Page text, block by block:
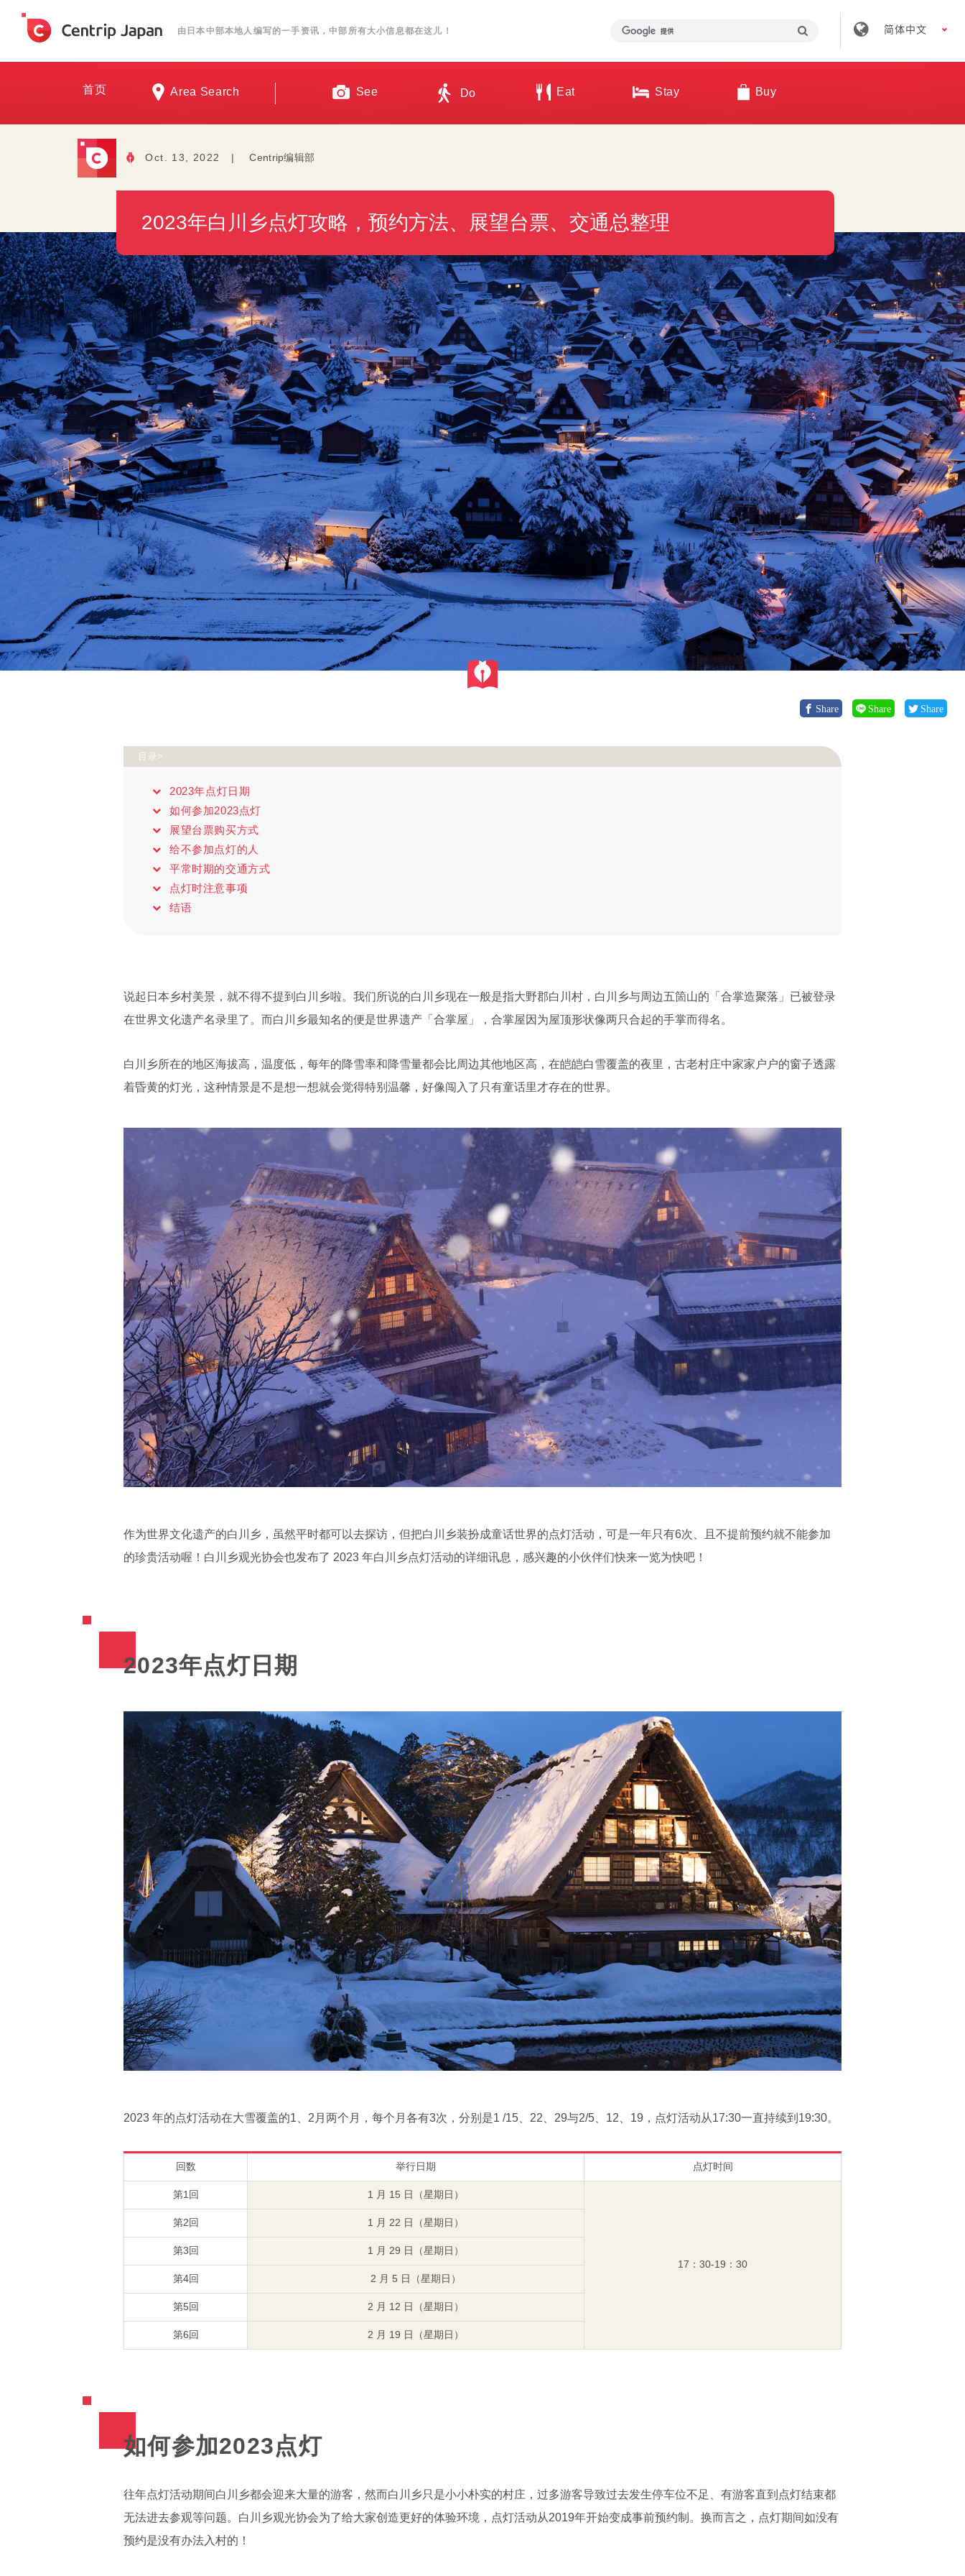
由日本中部本地人编写的一手资讯，中部所有大小信息都在这儿！ 简体中文
首页 Area Search See Do Eat Stay Buy
Oct. 13, 2022 | Centrip编辑部
2023年白川乡点灯攻略，预约方法、展望台票、交通总整理
Share Share Share
目录>
2023年点灯日期
如何参加2023点灯
展望台票购买方式
给不参加点灯的人
平常时期的交通方式
点灯时注意事项
结语
说起日本乡村美景，就不得不提到白川乡啦。我们所说的白川乡现在一般是指大野郡白川村，白川乡与周边五箇山的「合掌造聚落」已被登录
在世界文化遗产名录里了。而白川乡最知名的便是世界遗产「合掌屋」，合掌屋因为屋顶形状像两只合起的手掌而得名。
白川乡所在的地区海拔高，温度低，每年的降雪率和降雪量都会比周边其他地区高，在皑皑白雪覆盖的夜里，古老村庄中家家户户的窗子透露
着昏黄的灯光，这种情景是不是想一想就会觉得特别温馨，好像闯入了只有童话里才存在的世界。
作为世界文化遗产的白川乡，虽然平时都可以去探访，但把白川乡装扮成童话世界的点灯活动，可是一年只有6次、且不提前预约就不能参加
的珍贵活动喔！白川乡观光协会也发布了 2023 年白川乡点灯活动的详细讯息，感兴趣的小伙伴们快来一览为快吧！
2023年点灯日期
2023 年的点灯活动在大雪覆盖的1、2月两个月，每个月各有3次，分别是1 /15、22、29与2/5、12、19，点灯活动从17:30一直持续到19:30。
回数 举行日期 点灯时间
第1回 1 月 15 日（星期日）
17：30-19：30
第2回 1 月 22 日（星期日）
第3回 1 月 29 日（星期日）
第4回 2 月 5 日（星期日）
第5回 2 月 12 日（星期日）
第6回 2 月 19 日（星期日）
如何参加2023点灯
往年点灯活动期间白川乡都会迎来大量的游客，然而白川乡只是小小朴实的村庄，过多游客导致过去发生停车位不足、有游客直到点灯结束都
无法进去参观等问题。白川乡观光协会为了给大家创造更好的体验环境，点灯活动从2019年开始变成事前预约制。换而言之，点灯期间如没有
预约是没有办法入村的！